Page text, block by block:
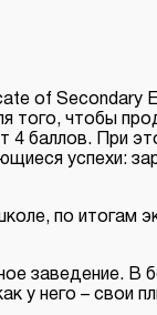
of Secondary
того, чтобы
4 баллов. При
успехи:
по итогам
заведение. В
у него – свои